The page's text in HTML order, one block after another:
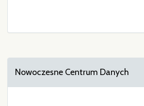
Nowoczesne Centrum Danych